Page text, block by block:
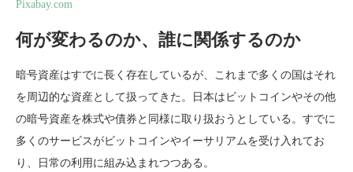
Pixabay.com
何が変わるのか、誰に関係するのか
暗号資産はすでに長く存在しているが、これまで多くの国はそれ
を周辺的な資産として扱ってきた。日本はビットコインやその他
の暗号資産を株式や債券と同様に取り扱おうとしている。すでに
多くのサービスがビットコインやイーサリアムを受け入れてお
り、日常の利用に組み込まれつつある。